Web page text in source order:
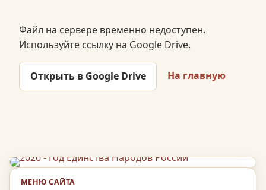
Файл на сервере временно недоступен.
Используйте ссылку на Google Drive.
Открыть в Google Drive На главную
МЕНЮ САЙТА